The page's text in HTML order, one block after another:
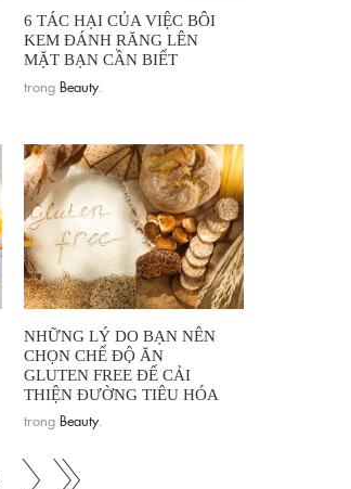
6 TÁC HẠI CỦA VIỆC BÔI
KEM ĐÁNH RĂNG LÊN
MẶT BẠN CẦN BIẾT
trong Beauty.
NHỮNG LÝ DO BẠN NÊN
CHỌN CHẾ ĐỘ ĂN
GLUTEN FREE ĐỂ CẢI
THIỆN ĐƯỜNG TIÊU HÓA
trong Beauty.